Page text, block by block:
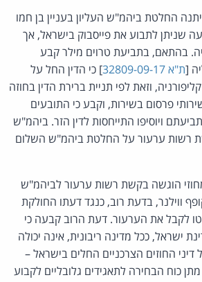
החלטת ביהמ"ש העליון בעניין בן חמו
שניתן לתבוע את פייסבוק בישראל, אך
בהתאם, בתביעת טרוים מילר קבע
[ת"א 32809-09-17
] כי הדין החל על
וזאת לפי תניית ברירת הדין בחוזה
פרסום בשירות, וקבע כי התובעים
ויוסיפו התייחסות לדין הזר. ביהמ"ש
רשות ערעור על החלטת ביהמ"ש השלום
הוגשה בקשת רשות ערעור לביהמ"ש
ווילנר, בדעת רוב, כנגד דעתו החולקת
לקבל את הערעור. דעת הרוב קבעה כי
ישראל, ככל מדינה ריבונית, אינה יכולה
החוזים הצרכניים החלים בישראל –
כוח הבחירה לתאגידים גלובליים לקבוע